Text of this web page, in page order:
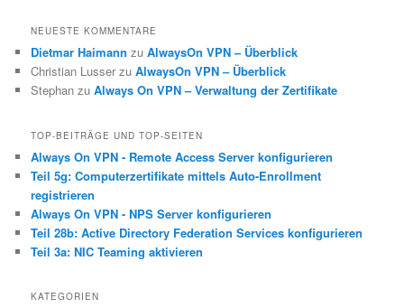
NEUESTE KOMMENTARE
Dietmar Haimann zuAlwaysOn VPN – Überblick
Christian Lusser zuAlwaysOn VPN – Überblick
Stephan zuAlways On VPN – Verwaltung der Zertifikate
TOP-BEITRÄGE UND TOP-SEITEN
Always On VPN - Remote Access Server konfigurieren
Teil 5g: Computerzertifikate mittels Auto-Enrollment
registrieren
Always On VPN - NPS Server konfigurieren
Teil 28b: Active Directory Federation Services konfigurieren
Teil 3a: NIC Teaming aktivieren
KATEGORIEN